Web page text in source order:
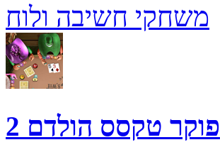
משחקי חשיבה ולוח
פוקר טקסס הולדם 2